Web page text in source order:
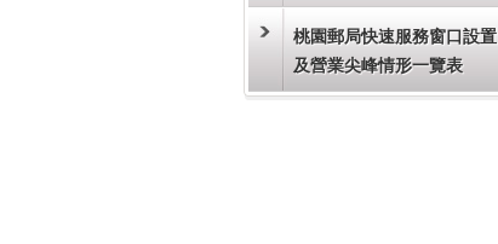
桃園郵局快速服務窗口設置
及營業尖峰情形一覽表